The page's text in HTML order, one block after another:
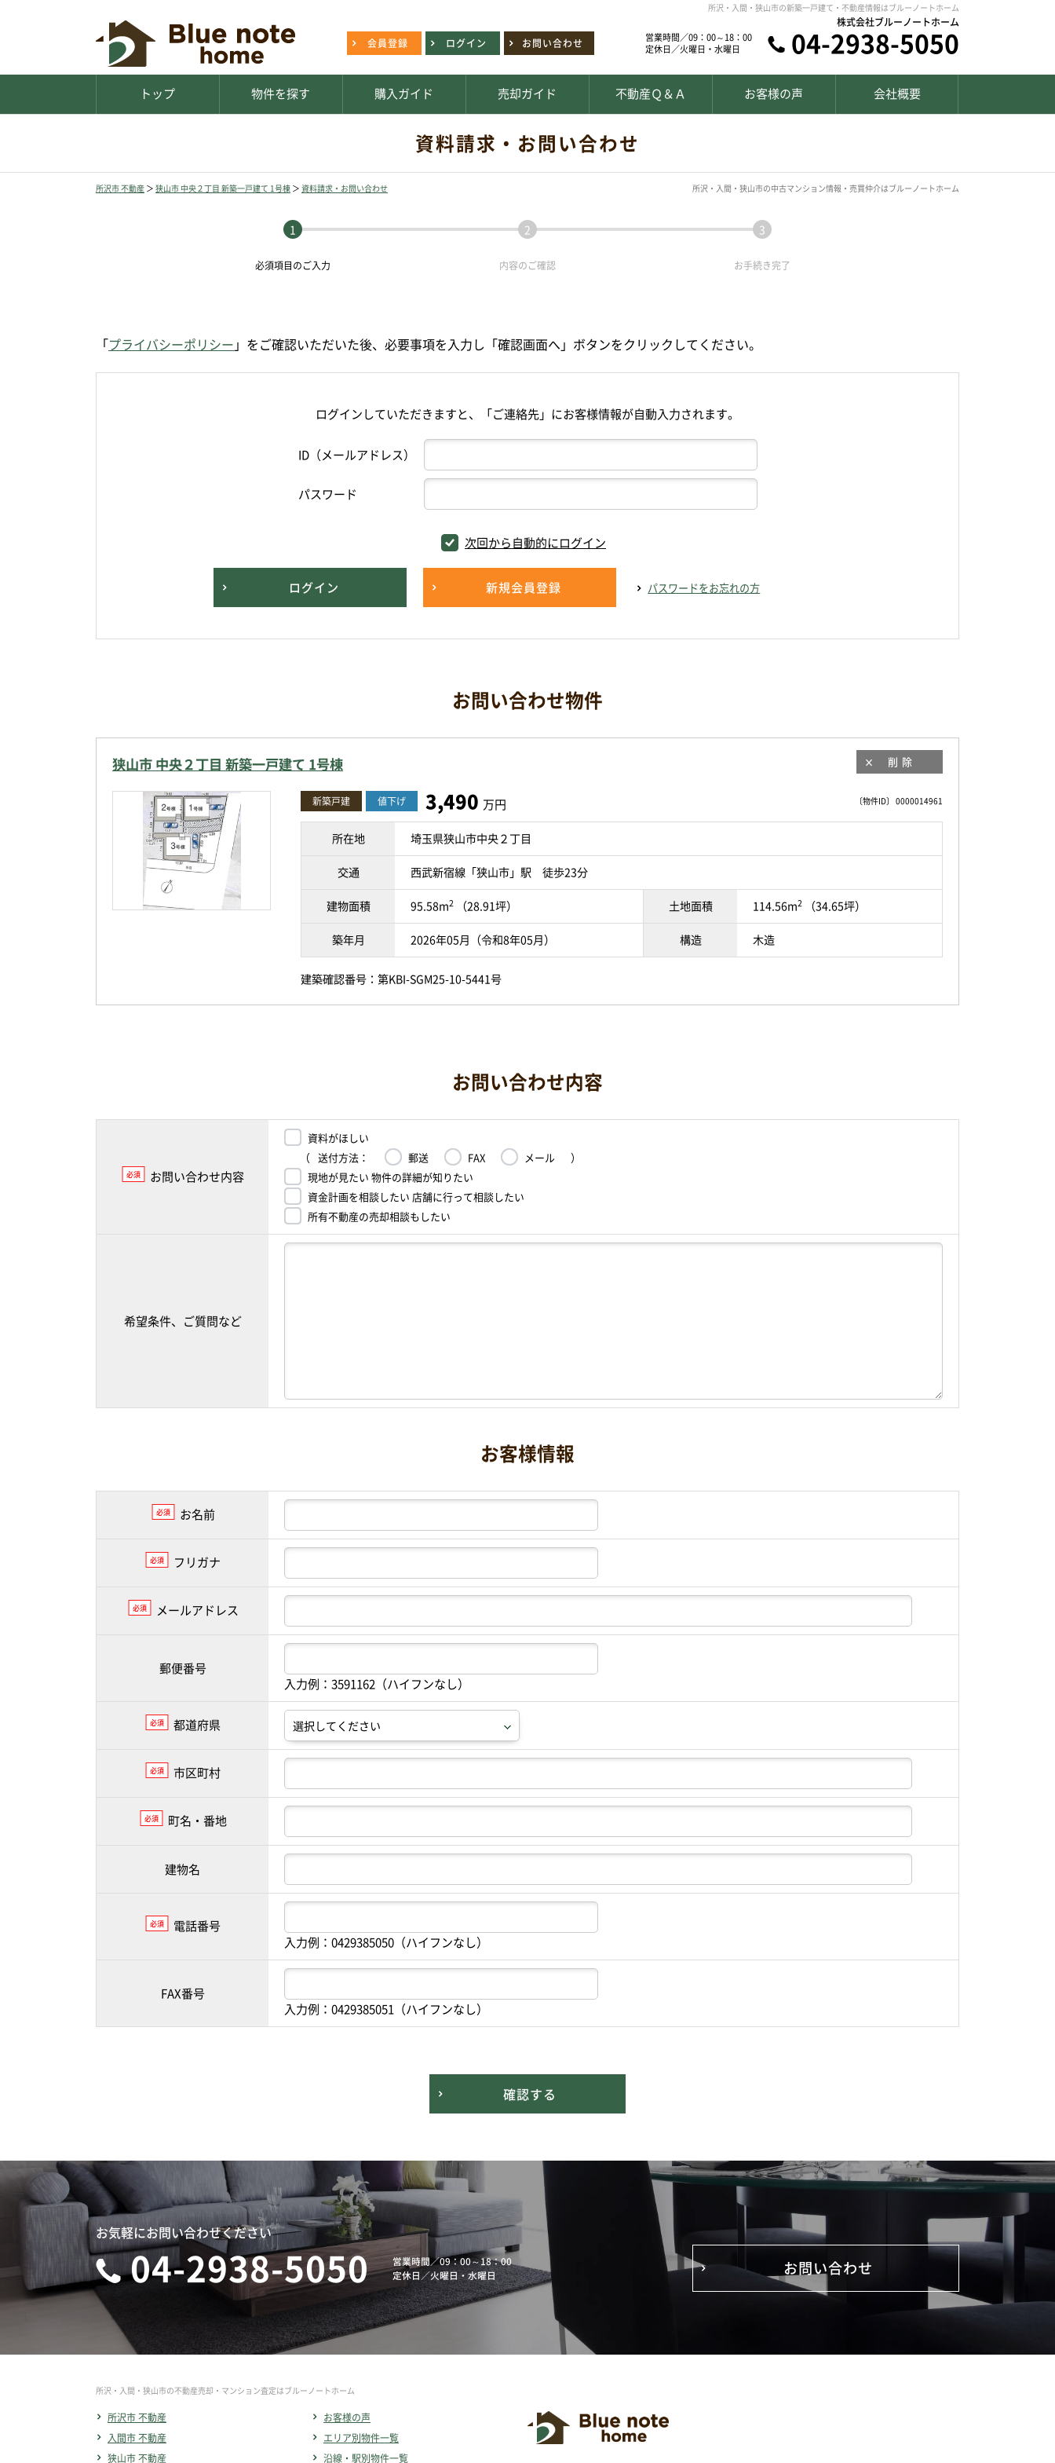
所沢・入間・狭山市の新築一戸建て・不動産情報はブルーノートホーム
会員登録 ログイン お問い合わせ
営業時間／09：00～18：00
定休日／火曜日・水曜日
株式会社ブルーノートホーム
04-2938-5050
トップ 物件を探す 購入ガイド 売却ガイド 不動産Ｑ＆Ａ お客様の声 会社概要
資料請求・お問い合わせ
所沢市 不動産 ＞ 狭山市 中央２丁目 新築一戸建て 1号棟 ＞ 資料請求・お問い合わせ 所沢・入間・狭山市の中古マンション情報・売買仲介はブルーノートホーム
必須項目のご入力 内容のご確認 お手続き完了
「プライバシーポリシー 」をご確認いただいた後、必要事項を入力し「確認画面へ」ボタンをクリックしてください。
ログインしていただきますと、「ご連絡先」にお客様情報が自動入力されます。
ID（メールアドレス）
パスワード
次回から自動的にログイン
ログイン 新規会員登録 パスワードをお忘れの方
お問い合わせ物件
狭山市 中央２丁目 新築一戸建て 1号棟 削除
〔物件ID〕 0000014961
新築戸建 値下げ 3,490 万円
所在地 埼玉県狭山市中央２丁目
交通 西武新宿線「狭山市」駅 徒歩23分
建物面積 95.58m2 （28.91坪） 土地面積 114.56m2 （34.65坪）
築年月 2026年05月（令和8年05月） 構造 木造
建築確認番号：第KBI-SGM25-10-5441号
お問い合わせ内容
必須 お問い合わせ内容
資料がほしい
（ 送付方法： 郵送 FAX メール
）
現地が見たい 物件の詳細が知りたい
資金計画を相談したい 店舗に行って相談したい
所有不動産の売却相談もしたい
希望条件、ご質問など
お客様情報
必須 お名前
必須 フリガナ
必須 メールアドレス
郵便番号
入力例：3591162（ハイフンなし）
必須 都道府県
必須 市区町村
必須 町名・番地
建物名
必須
電話番号
入力例：0429385050（ハイフンなし）
FAX番号
入力例：0429385051（ハイフンなし）
確認する
お気軽にお問い合わせください
04-2938-5050 営業時間／09：00～18：00
定休日／火曜日・水曜日 お問い合わせ
所沢・入間・狭山市の不動産売却・マンション査定はブルーノートホーム
所沢市 不動産
入間市 不動産
狭山市 不動産
お客様の声
エリア別物件一覧
沿線・駅別物件一覧